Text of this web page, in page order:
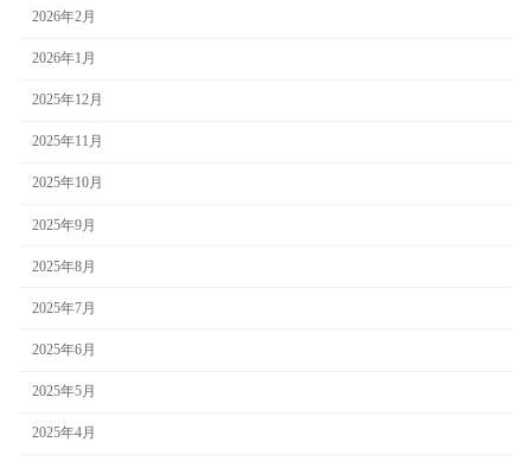
2026年2月
2026年1月
2025年12月
2025年11月
2025年10月
2025年9月
2025年8月
2025年7月
2025年6月
2025年5月
2025年4月